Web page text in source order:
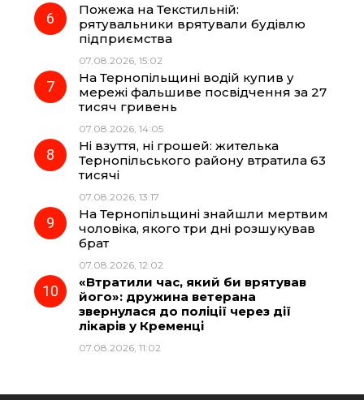
Пожежа на Текстильній:
рятувальники врятували будівлю
підприємства
07.08.2026, 15:02
На Тернопільщині водій купив у
мережі фальшиве посвідчення за 27
тисяч гривень
07.08.2026, 14:05
Ні взуття, ні грошей: жителька
Тернопільського району втратила 63
тисячі
07.08.2026, 13:17
На Тернопільщині знайшли мертвим
чоловіка, якого три дні розшукував
брат
07.08.2026, 12:02
«Втратили час, який би врятував
його»: дружина ветерана
звернулася до поліції через дії
лікарів у Кременці
07.08.2026, 11:02